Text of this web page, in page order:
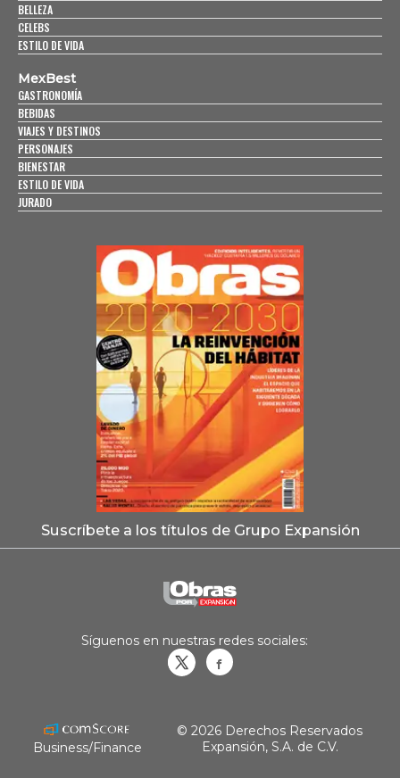
BELLEZA
CELEBS
ESTILO DE VIDA
MexBest
GASTRONOMÍA
BEBIDAS
VIAJES Y DESTINOS
PERSONAJES
BIENESTAR
ESTILO DE VIDA
JURADO
Suscríbete a los títulos de Grupo Expansión
Síguenos en nuestras redes sociales:
Business/Finance
© 2026 Derechos Reservados
Expansión, S.A. de C.V.